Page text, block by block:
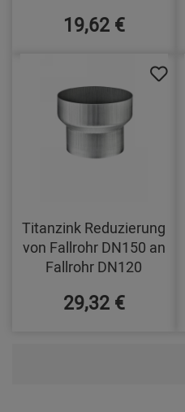
19,62 €
Titanzink Reduzierung
von Fallrohr DN150 an
Fallrohr DN120
29,32 €